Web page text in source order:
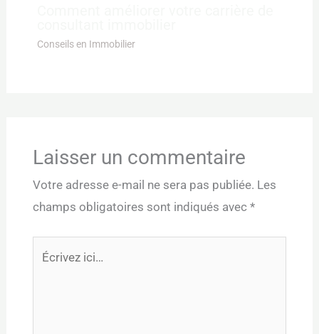
Conseils en Immobilier
Laisser un commentaire
Votre adresse e-mail ne sera pas publiée. Les
champs obligatoires sont indiqués avec *